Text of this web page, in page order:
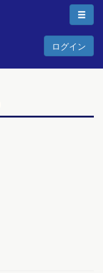
ログイン